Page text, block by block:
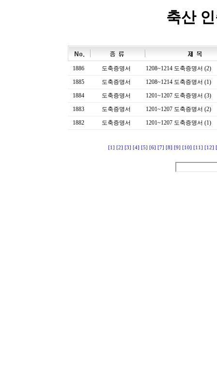
축산
1886 도축증명서
1208~1214 도축증명서 (2)
1885
도축증명서
1208~1214 도축증명서 (1)
1884
도축증명서
1201~1207 도축증명서 (3)
1883
도축증명서
1201~1207 도축증명서 (2)
1882
도축증명서 1201~1207 도축증명서 (1)
[1] [2] [3] [4] [5] [6] [7] [8] [9] [10] [11] [12]